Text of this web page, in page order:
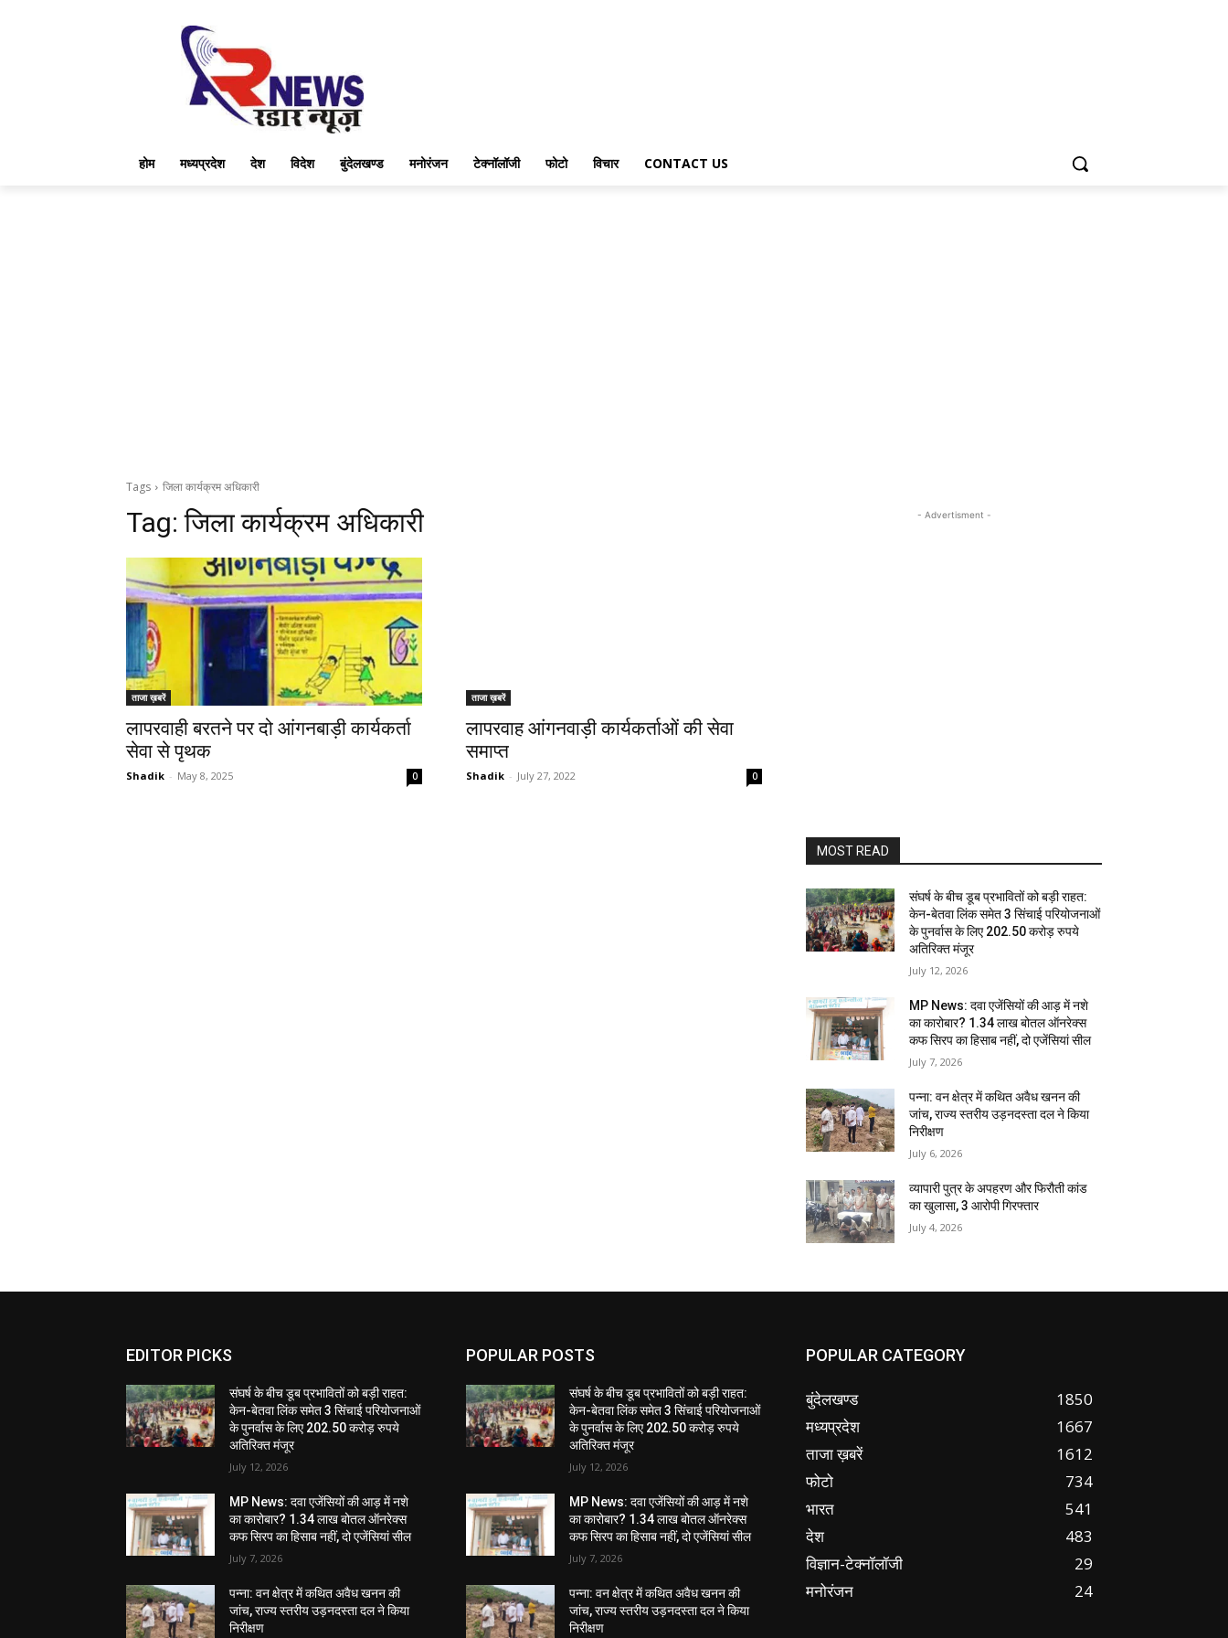
होम मध्यप्रदेश देश विदेश बुंदेलखण्ड मनोरंजन टेक्नॉलॉजी फोटो विचार CONTACT US
Tags जिला कार्यक्रम अधिकारी
Tag:जिला कार्यक्रम अधिकारी
ताजा ख़बरें
लापरवाही बरतने पर दो आंगनबाड़ी कार्यकर्ता
सेवा से पृथक
Shadik - May 8, 2025 0
ताजा ख़बरें
लापरवाह आंगनवाड़ी कार्यकर्ताओं की सेवा
समाप्त
Shadik - July 27, 2022 0
- Advertisment -
MOST READ
संघर्ष के बीच डूब प्रभावितों को बड़ी राहत:
केन-बेतवा लिंक समेत 3 सिंचाई परियोजनाओं
के पुनर्वास के लिए 202.50 करोड़ रुपये
अतिरिक्त मंजूर
July 12, 2026
MP News: दवा एजेंसियों की आड़ में नशे
का कारोबार? 1.34 लाख बोतल ऑनरेक्स
कफ सिरप का हिसाब नहीं, दो एजेंसियां सील
July 7, 2026
पन्ना: वन क्षेत्र में कथित अवैध खनन की
जांच, राज्य स्तरीय उड़नदस्ता दल ने किया
निरीक्षण
July 6, 2026
व्यापारी पुत्र के अपहरण और फिरौती कांड
का खुलासा, 3 आरोपी गिरफ्तार
July 4, 2026
EDITOR PICKS
संघर्ष के बीच डूब प्रभावितों को बड़ी राहत:
केन-बेतवा लिंक समेत 3 सिंचाई परियोजनाओं
के पुनर्वास के लिए 202.50 करोड़ रुपये
अतिरिक्त मंजूर
July 12, 2026
MP News: दवा एजेंसियों की आड़ में नशे
का कारोबार? 1.34 लाख बोतल ऑनरेक्स
कफ सिरप का हिसाब नहीं, दो एजेंसियां सील
July 7, 2026
पन्ना: वन क्षेत्र में कथित अवैध खनन की
जांच, राज्य स्तरीय उड़नदस्ता दल ने किया
निरीक्षण
POPULAR POSTS
संघर्ष के बीच डूब प्रभावितों को बड़ी राहत:
केन-बेतवा लिंक समेत 3 सिंचाई परियोजनाओं
के पुनर्वास के लिए 202.50 करोड़ रुपये
अतिरिक्त मंजूर
July 12, 2026
MP News: दवा एजेंसियों की आड़ में नशे
का कारोबार? 1.34 लाख बोतल ऑनरेक्स
कफ सिरप का हिसाब नहीं, दो एजेंसियां सील
July 7, 2026
पन्ना: वन क्षेत्र में कथित अवैध खनन की
जांच, राज्य स्तरीय उड़नदस्ता दल ने किया
निरीक्षण
POPULAR CATEGORY
बुंदेलखण्ड
1850
मध्यप्रदेश
1667
ताजा ख़बरें
1612
फोटो
734
भारत
541
देश
483
विज्ञान-टेक्नॉलॉजी
29
मनोरंजन
24